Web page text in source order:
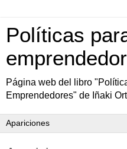
Políticas
Página web del libro
Emprendedores" de Iñaki